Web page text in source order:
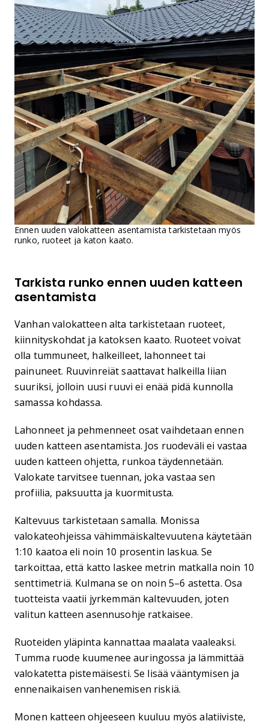
Ennen uuden valokatteen asentamista tarkistetaan myös
runko, ruoteet ja katon kaato.
Tarkista runko ennen uuden katteen
asentamista
Vanhan valokatteen alta tarkistetaan ruoteet,
kiinnityskohdat ja katoksen kaato. Ruoteet voivat
olla tummuneet, halkeilleet, lahonneet tai
painuneet. Ruuvinreiät saattavat halkeilla liian
suuriksi, jolloin uusi ruuvi ei enää pidä kunnolla
samassa kohdassa.
Lahonneet ja pehmenneet osat vaihdetaan ennen
uuden katteen asentamista. Jos ruodeväli ei vastaa
uuden katteen ohjetta, runkoa täydennetään.
Valokate tarvitsee tuennan, joka vastaa sen
profiilia, paksuutta ja kuormitusta.
Kaltevuus tarkistetaan samalla. Monissa
valokateohjeissa vähimmäiskaltevuutena käytetään
1:10 kaatoa eli noin 10 prosentin laskua. Se
tarkoittaa, että katto laskee metrin matkalla noin 10
senttimetriä. Kulmana se on noin 5–6 astetta. Osa
tuotteista vaatii jyrkemmän kaltevuuden, joten
valitun katteen asennusohje ratkaisee.
Ruoteiden yläpinta kannattaa maalata vaaleaksi.
Tumma ruode kuumenee auringossa ja lämmittää
valokatetta pistemäisesti. Se lisää vääntymisen ja
ennenaikaisen vanhenemisen riskiä.
Monen katteen ohjeeseen kuuluu myös alatiiviste,